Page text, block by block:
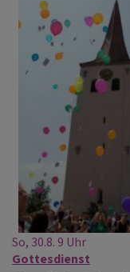
So, 30.8. 9 Uhr
Gottesdienst